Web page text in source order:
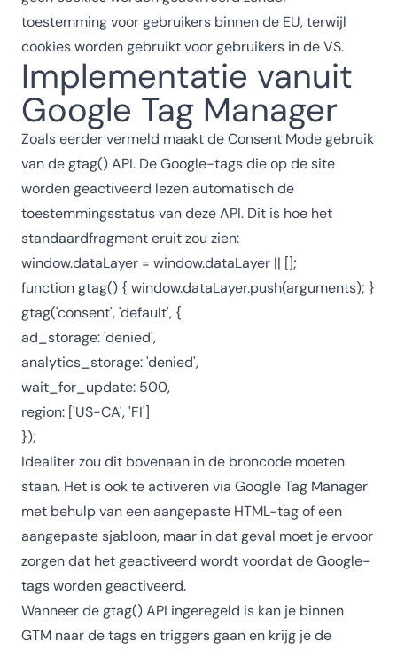
toestemming voor gebruikers binnen de EU, terwijl
cookies worden gebruikt voor gebruikers in de VS.
Implementatie vanuit
Google Tag Manager
Zoals eerder vermeld maakt de Consent Mode gebruik
van de gtag() API. De Google-tags die op de site
worden geactiveerd lezen automatisch de
toestemmingsstatus van deze API. Dit is hoe het
standaardfragment eruit zou zien:
window.dataLayer = window.dataLayer || [];
function gtag() { window.dataLayer.push(arguments); }
gtag('consent', 'default', {
ad_storage: 'denied',
analytics_storage: 'denied',
wait_for_update: 500,
region: ['US-CA', 'FI']
});
Idealiter zou dit bovenaan in de broncode moeten
staan. Het is ook te activeren via Google Tag Manager
met behulp van een aangepaste HTML-tag of een
aangepaste sjabloon, maar in dat geval moet je ervoor
zorgen dat het geactiveerd wordt voordat de Google-
tags worden geactiveerd.
Wanneer de gtag() API ingeregeld is kan je binnen
GTM naar de tags en triggers gaan en krijg je de